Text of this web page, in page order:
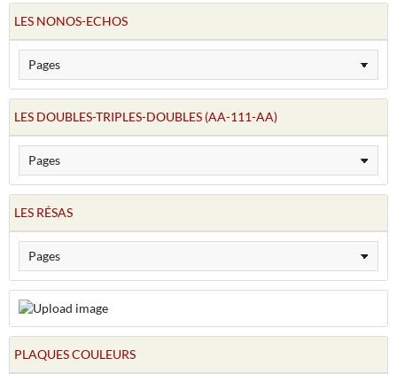
LES NONOS-ECHOS
LES DOUBLES-TRIPLES-DOUBLES (AA-111-AA)
LES RÉSAS
PLAQUES COULEURS